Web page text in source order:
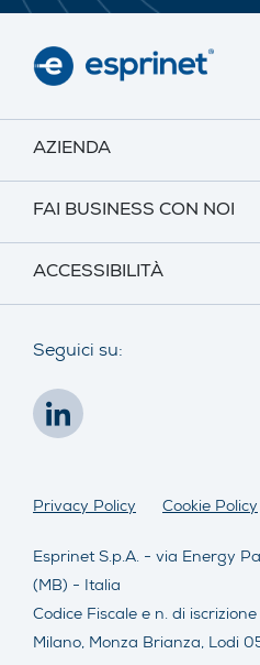
AZIENDA
FAI BUSINESS CON NOI
ACCESSIBILITÀ
Seguici su:
Esprinet S.p.A. - via Energy
(MB) - Italia
Codice Fiscale e n. di
Milano, Monza Brianza, Lodi
Privacy Policy Cookie Policy